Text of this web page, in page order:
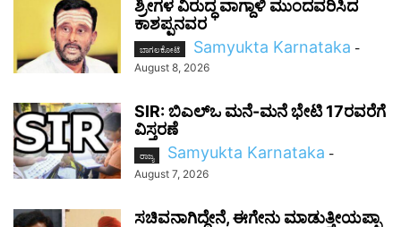
ಶ್ರೀಗಳ ವಿರುದ್ಧ ವಾಗ್ದಾಳಿ ಮುಂದವರಿಸಿದ
ಕಾಶಪ್ಪನವರ
ಬಾಗಲಕೋಟೆ Samyukta Karnataka -
August 8, 2026
SIR: ಬಿಎಲ್ಒ ಮನೆ-ಮನೆ ಭೇಟಿ 17ರವರೆಗೆ
ವಿಸ್ತರಣೆ
ರಾಜ್ಯ Samyukta Karnataka -
August 7, 2026
ಸಚಿವನಾಗಿದ್ದೇನೆ, ಈಗೇನು ಮಾಡುತ್ತೀಯಪ್ಪಾ